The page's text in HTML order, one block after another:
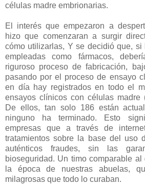
células madre embrionarias.
El interés que empezaron a
hizo que comenzaran a surgir
cómo utilizarlas, Y se decidió que,
empleadas como fármacos,
riguroso proceso de fabricación,
pasando por el proceso de ensayo
en día hay registrados en todo el
ensayos clínicos con células madre
De ellos, tan solo 186 están
ninguno ha terminado. Esto
empresas que a través de
tratamientos sobre la base del uso
auténticos fraudes, sin las
bioseguridad. Un timo comparable
la época de nuestras abuelas,
milagrosas que todo lo curaban.